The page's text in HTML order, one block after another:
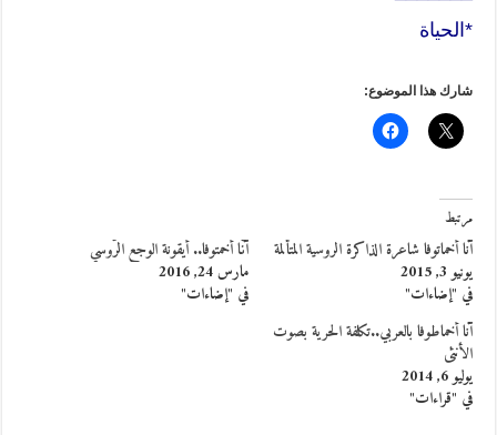
*الحياة
شارك هذا الموضوع:
مرتبط
آنا أخماتوفا شاعرة الذاكرة الروسية المتألمة
يونيو 3, 2015
في "إضاءات"
آنّا أخمتوفا.. أيقونة الوجع الرّوسي
مارس 24, 2016
في "إضاءات"
آنا أخماطوفا بالعربي..تكلفة الحرية بصوت
الأنثى
يوليو 6, 2014
في "قراءات"